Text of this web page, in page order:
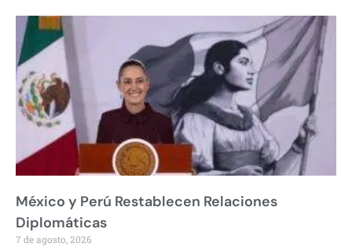
México y Perú Restablecen Relaciones
Diplomáticas
7 de agosto, 2026